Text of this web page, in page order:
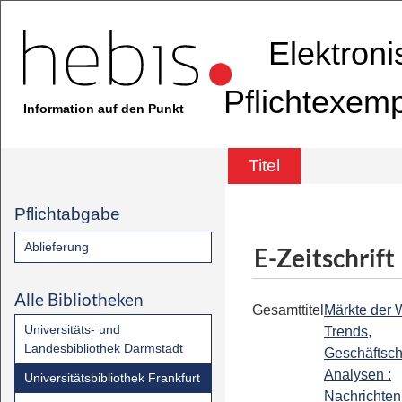
Information auf den Punkt
Titel
Pflichtabgabe
Ablieferung
Alle Bibliotheken
Universitäts- und
Landesbibliothek Darmstadt
Universitätsbibliothek Frankfurt
E-Zeitschrift
Gesamttitel Märkte der
Trends,
Analysen :